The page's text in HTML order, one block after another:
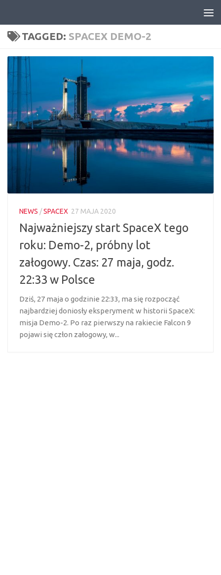
TAGGED: SPACEX DEMO-2
NEWS /SPACEX 27 MAJA 2020
Najważniejszy start SpaceX tego
roku: Demo-2, próbny lot
załogowy. Czas: 27 maja, godz.
22:33 w Polsce
Dziś, 27 maja o godzinie 22:33, ma się rozpocząć
najbardziej doniosły eksperyment w historii SpaceX:
misja Demo-2. Po raz pierwszy na rakiecie Falcon 9
pojawi się człon załogowy, w...